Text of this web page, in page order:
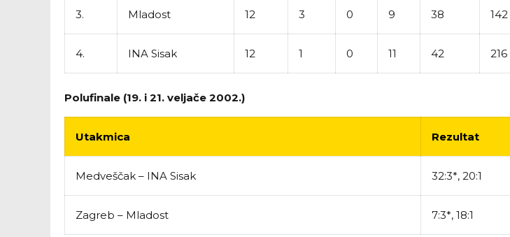
3. Mladost 12 3 0 9 38 142
4. INA Sisak 12 1 0 11 42 216
Polufinale (19. i 21. veljače 2002.)
Utakmica Rezultat
Medveščak – INA Sisak 32:3*, 20:1
Zagreb – Mladost 7:3*, 18:1